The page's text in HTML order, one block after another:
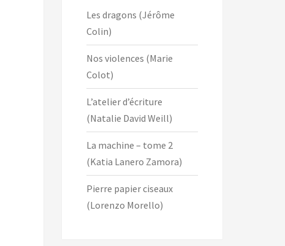
Les dragons (Jérôme
Colin)
Nos violences (Marie
Colot)
L’atelier d’écriture
(Natalie David Weill)
La machine – tome 2
(Katia Lanero Zamora)
Pierre papier ciseaux
(Lorenzo Morello)